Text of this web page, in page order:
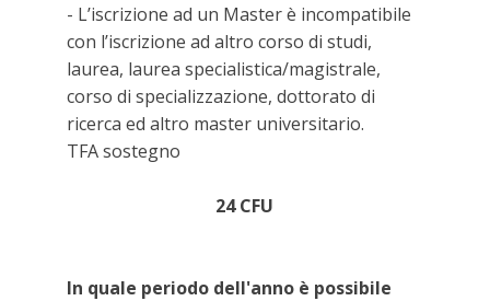
- L’iscrizione ad un Master è incompatibile
con l’iscrizione ad altro corso di studi,
laurea, laurea specialistica/magistrale,
corso di specializzazione, dottorato di
ricerca ed altro master universitario.
TFA sostegno
24 CFU
In quale periodo dell'anno è possibile